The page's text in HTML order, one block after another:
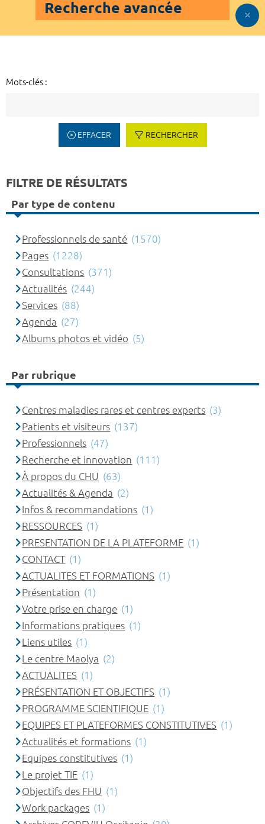
Recherche avancée
Mots-clés :
EFFACER RECHERCHER
FILTRE DE RÉSULTATS
Par type de contenu
Professionnels de santé (1570)
Pages (1228)
Consultations (371)
Actualités (244)
Services (88)
Agenda (27)
Albums photos et vidéo (5)
Par rubrique
Centres maladies rares et centres experts (3)
Patients et visiteurs (137)
Professionnels (47)
Recherche et innovation (111)
À propos du CHU (63)
Actualités & Agenda (2)
Infos & recommandations (1)
RESSOURCES (1)
PRESENTATION DE LA PLATEFORME (1)
CONTACT (1)
ACTUALITES ET FORMATIONS (1)
Présentation (1)
Votre prise en charge (1)
Informations pratiques (1)
Liens utiles (1)
Le centre Maolya (2)
ACTUALITES (1)
PRÉSENTATION ET OBJECTIFS (1)
PROGRAMME SCIENTIFIQUE (1)
EQUIPES ET PLATEFORMES CONSTITUTIVES (1)
Actualités et formations (1)
Equipes constitutives (1)
Le projet TIE (1)
Objectifs des FHU (1)
Work packages (1)